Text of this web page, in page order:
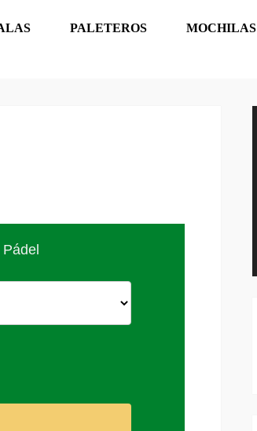
PALETEROS MOCHILAS